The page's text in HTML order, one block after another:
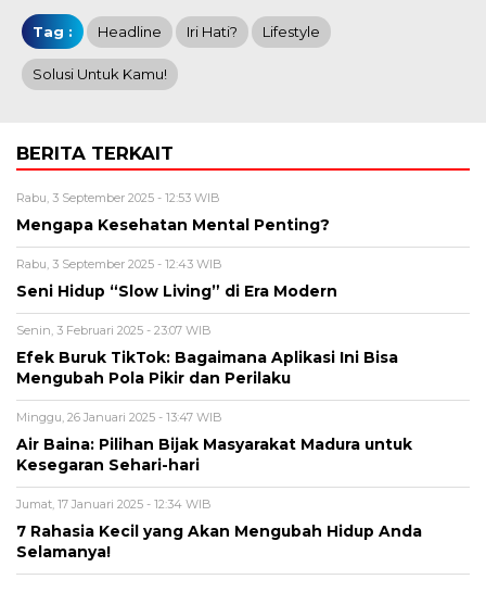
Tag : Headline Iri Hati? Lifestyle
Solusi Untuk Kamu!
BERITA TERKAIT
Rabu, 3 September 2025 - 12:53 WIB
Mengapa Kesehatan Mental Penting?
Rabu, 3 September 2025 - 12:43 WIB
Seni Hidup “Slow Living” di Era Modern
Senin, 3 Februari 2025 - 23:07 WIB
Efek Buruk TikTok: Bagaimana Aplikasi Ini Bisa
Mengubah Pola Pikir dan Perilaku
Minggu, 26 Januari 2025 - 13:47 WIB
Air Baina: Pilihan Bijak Masyarakat Madura untuk
Kesegaran Sehari-hari
Jumat, 17 Januari 2025 - 12:34 WIB
7 Rahasia Kecil yang Akan Mengubah Hidup Anda
Selamanya!